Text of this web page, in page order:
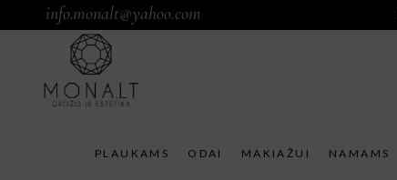
info.monalt@yahoo.com
PLAUKAMS ODAI MAKIAŽUI NAMAMS